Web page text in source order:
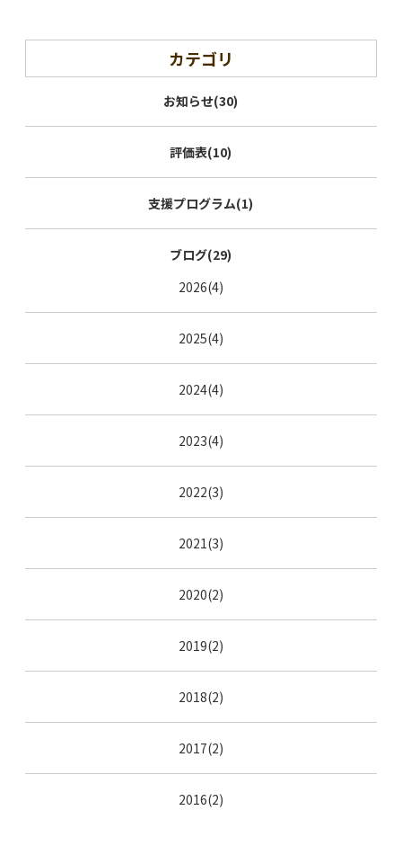
カテゴリ
お知らせ(30)
評価表(10)
支援プログラム(1)
ブログ(29)
2026(4)
2025(4)
2024(4)
2023(4)
2022(3)
2021(3)
2020(2)
2019(2)
2018(2)
2017(2)
2016(2)